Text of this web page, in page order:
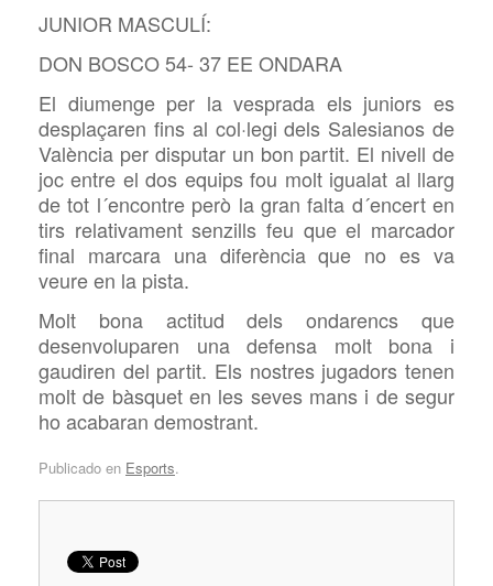
JUNIOR MASCULÍ:
DON BOSCO 54- 37 EE ONDARA
El diumenge per la vesprada els juniors es
desplaçaren fins al col·legi dels Salesianos de
València per disputar un bon partit. El nivell de
joc entre el dos equips fou molt igualat al llarg
de tot l´encontre però la gran falta d´encert en
tirs relativament senzills feu que el marcador
final marcara una diferència que no es va
veure en la pista.
Molt bona actitud dels ondarencs que
desenvoluparen una defensa molt bona i
gaudiren del partit. Els nostres jugadors tenen
molt de bàsquet en les seves mans i de segur
ho acabaran demostrant.
Publicado en Esports.